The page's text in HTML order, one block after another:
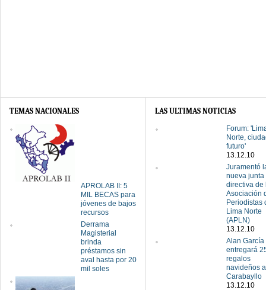
TEMAS NACIONALES
APROLAB II: 5
MIL BECAS para
jóvenes de bajos
recursos
Derrama
Magisterial
brinda
préstamos sin
aval hasta por 20
mil soles
LAS ULTIMAS NOTICIAS
Forum:
Norte,
futuro'
13.12.10
Juramentó
nueva junta
directiva de
Asociación
Periodistas
Lima Norte
(APLN)
13.12.10
Alan García
entregará
regalos
navideños a
Carabayllo
13.12.10